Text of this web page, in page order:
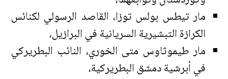
مار تيطس بولس توزا، القاصد الرسولي لكنائس
الكرازة التبشيرية السريانية في البرازيل،
مار طيموثاوس متى الخوري، النائب البطريركي
في أبرشية دمشق البطريركية،